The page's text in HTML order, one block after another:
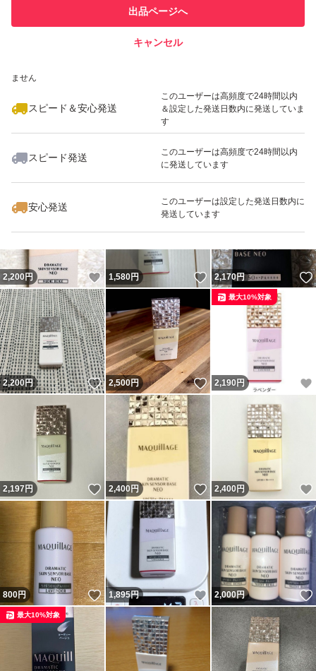
での取引実績があります
ません
スピード＆安心発送
このユーザーは高頻度で24時間以内
＆設定した発送日数内に発送していま
す
スピード発送
このユーザーは高頻度で24時間以内
に発送しています
安心発送
このユーザーは設定した発送日数内に
発送しています
出品ページへ
キャンセル
いいね！
2,250
2,200円 いいね！
1,580円 いいね！
2,170円
2,200円 いいね！
2,500円 いいね！
2,190 円
最大10%対象
2,197円 いいね！
2,400円 いいね！
2,400円
800円 いいね！
1,895円 いいね！
2,000円
最大10%対象